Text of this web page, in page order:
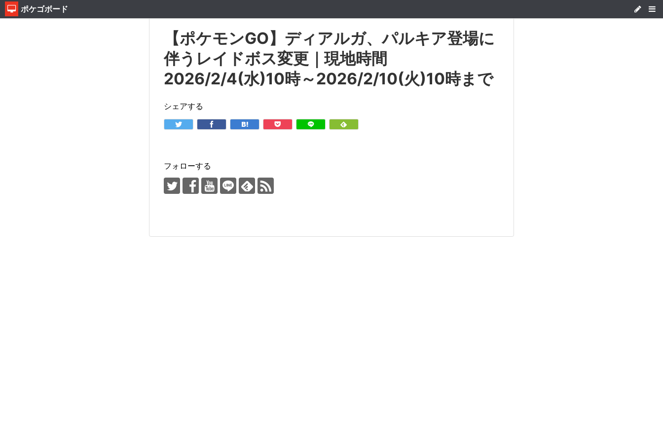
ポケゴボード
【ポケモンGO】ディアルガ、パルキア登場に
伴うレイドボス変更｜現地時間
2026/2/4(水)10時～2026/2/10(火)10時まで
シェアする
フォローする